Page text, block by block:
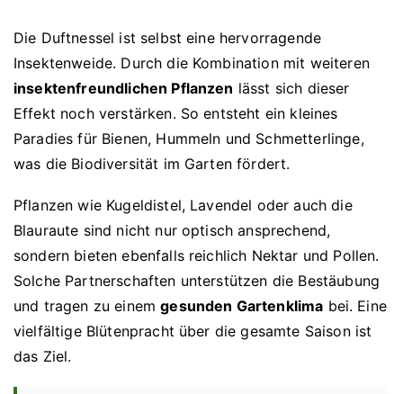
Die Duftnessel ist selbst eine hervorragende
Insektenweide. Durch die Kombination mit weiteren
insektenfreundlichen Pflanzen lässt sich dieser
Effekt noch verstärken. So entsteht ein kleines
Paradies für Bienen, Hummeln und Schmetterlinge,
was die Biodiversität im Garten fördert.
Pflanzen wie Kugeldistel, Lavendel oder auch die
Blauraute sind nicht nur optisch ansprechend,
sondern bieten ebenfalls reichlich Nektar und Pollen.
Solche Partnerschaften unterstützen die Bestäubung
und tragen zu einemgesunden Gartenklima bei. Eine
vielfältige Blütenpracht über die gesamte Saison ist
das Ziel.